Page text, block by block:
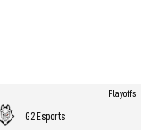
G2 Esports
Playoffs